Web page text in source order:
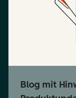
Blog mit